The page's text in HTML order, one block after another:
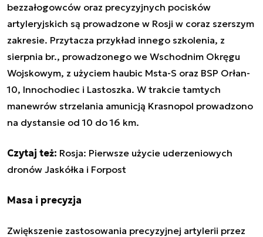
bezzałogowców oraz precyzyjnych pocisków
artyleryjskich są prowadzone w Rosji w coraz szerszym
zakresie. Przytacza przykład innego szkolenia, z
sierpnia br., prowadzonego we Wschodnim Okręgu
Wojskowym, z użyciem haubic Msta-S oraz BSP Orłan-
10, Innochodiec i Lastoszka. W trakcie tamtych
manewrów strzelania amunicją Krasnopol prowadzono
na dystansie od 10 do 16 km.
Czytaj też: Rosja: Pierwsze użycie uderzeniowych
dronów Jaskółka i Forpost
Masa i precyzja
Zwiększenie zastosowania precyzyjnej artylerii przez